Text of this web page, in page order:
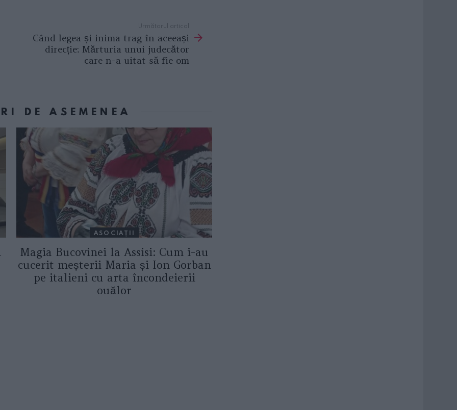
Următorul articol
Când legea și inima trag în aceeași
direcție: Mărturia unui judecător
care n-a uitat să fie om
DE ASEMENEA
ASOCIAŢII
Magia Bucovinei la Assisi: Cum i-au
cucerit meșterii Maria și Ion Gorban
pe italieni cu arta încondeierii
ouălor